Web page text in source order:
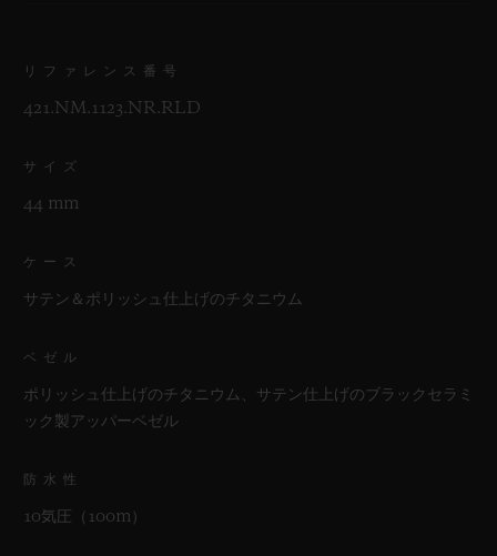
リファレンス番号
421.NM.1123.NR.RLD
サイズ
44 mm
ケース
サテン＆ポリッシュ仕上げのチタニウム
ベゼル
ポリッシュ仕上げのチタニウム、サテン仕上げのブラックセラミ
ック製アッパーベゼル
防水性
10気圧（100m）